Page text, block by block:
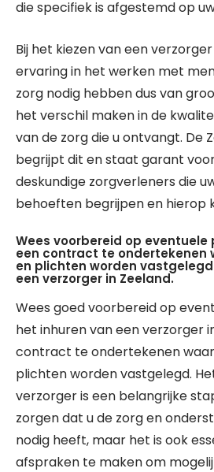
die specifiek is afgestemd op
Bij het kiezen van een
ervaring in het werken met
zorg nodig hebben dus van
het verschil maken in de
van de zorg die u ontvangt. De
begrijpt dit en staat garant
deskundige zorgverleners die
behoeften begrijpen en hierop
Wees voorbereid op eventuele
een contract te ondertekenen
en plichten worden
een verzorger in Zeeland.
Wees goed voorbereid op
het inhuren van een verzorger
contract te ondertekenen
plichten worden vastgelegd.
verzorger is een belangrijke
zorgen dat u de zorg en
nodig heeft, maar het is ook
afspraken te maken om